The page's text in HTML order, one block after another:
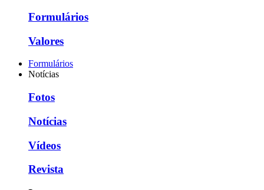
Formulários
Valores
Formulários
Notícias
Fotos
Notícias
Vídeos
Revista